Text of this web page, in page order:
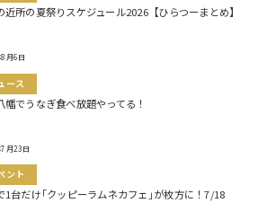
近所の夏祭りスケジュール2026【ひらつーまとめ】
月6日
ース
幡でうなぎ食べ放題やってる！
月23日
ント
1台だけ｢クッピーラムネカフェ｣が枚方に！7/18